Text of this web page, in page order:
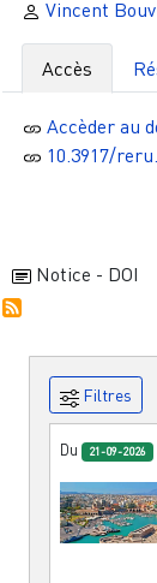
Vincent
Accès
Accèder au
10.3917/
Notice - DOI
Filtres
Du 21-09-2026